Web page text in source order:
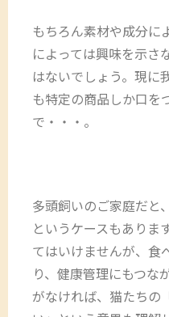
もちろん素材や成分に
によっては興味を示さ
はないでしょう。現に
も特定の商品しか口を
で・・・。
多頭飼いのご家庭だと
というケースもありま
てはいけませんが、食
り、健康管理にもつな
がなければ、猫たちの